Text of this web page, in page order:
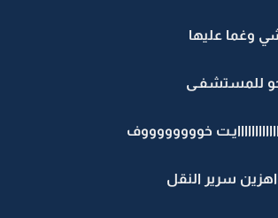
وغما عليها
للمستشفـى
خووووووووف
سرير النقل